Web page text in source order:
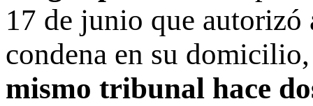
17 de junio que
condena en su
mismo tribunal hace